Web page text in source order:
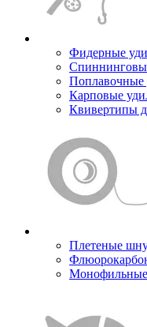
Фидерные
Поплавочные
Карповые
Квивертипы
Плетеные
Монофильные